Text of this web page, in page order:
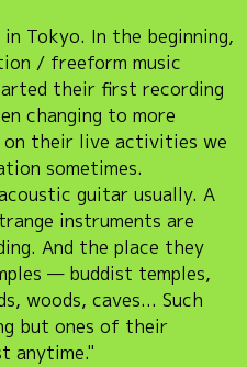
Tokyo. In the beginning,
/ freeform music
their first recording
changing to more
their live activities we
sometimes.
guitar usually. A
instruments are
And the place they
— buddist temples,
woods, caves... Such
but ones of their
anytime."